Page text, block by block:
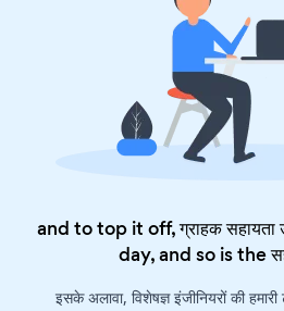
and to top it off, ग्राहक
day, and so is the
इसके अलावा, विशेषज्ञ इंजीनियरों की